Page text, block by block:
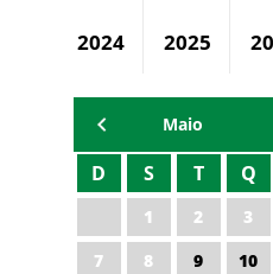
2024 2025
Maio
D S T Q
1 2 3
7
8 9 10